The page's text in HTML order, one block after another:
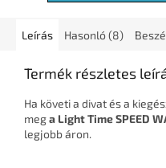
Leírás Hasonló (8)
Termék részletes
Ha követi a divat és a
mega Light Time SPEED
legjobb áron.